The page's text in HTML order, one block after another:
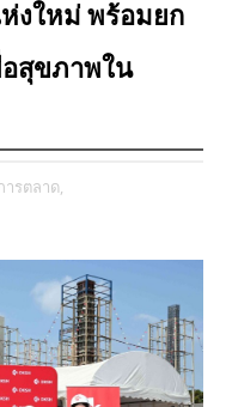
ห่งใหม่ พร้อมยก
อสุขภาพใน
ารตลาด,